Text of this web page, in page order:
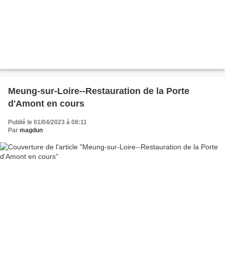
Meung-sur-Loire--Restauration de la Porte
d'Amont en cours
Publié le 01/04/2023 à 08:11
Par magdun